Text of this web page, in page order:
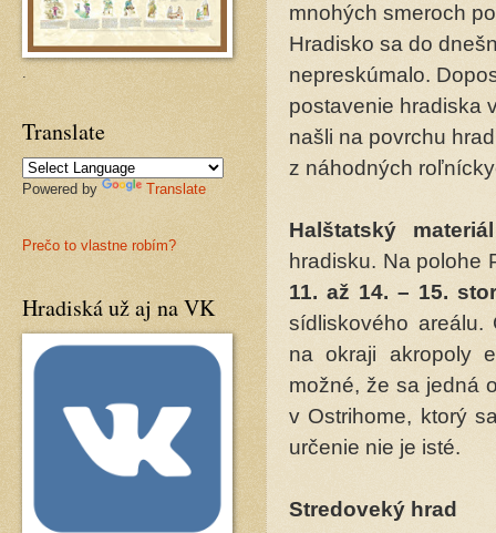
mnohých smeroch
Hradisko sa do
nepreskúmalo.
postavenie hradiska
našli na povrchu
z náhodných
Halštatský materiál
hradisku. Na polohe
11. až 14. – 15.
sídliskového areálu.
na okraji akropoly
možné, že sa jedná
v Ostrihome, ktorý
určenie nie je isté.
Stredoveký hrad
Translate
Powered by Translate
Prečo to vlastne robím?
Hradiská už aj na VK